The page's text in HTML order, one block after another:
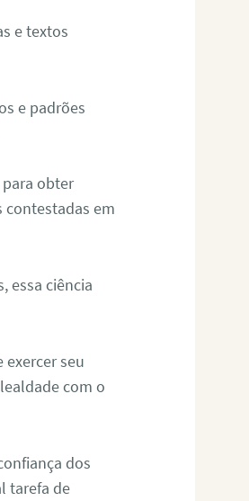
e textos
e padrões
obter
contestadas em
essa ciência
seu
com o
dos
tarefa de